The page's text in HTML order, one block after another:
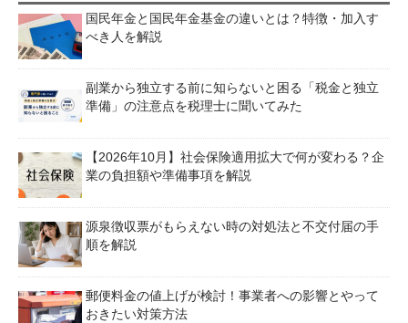
国民年金と国民年金基金の違いとは？特徴・加入す
べき人を解説
副業から独立する前に知らないと困る「税金と独立
準備」の注意点を税理士に聞いてみた
【2026年10月】社会保険適用拡大で何が変わる？企
業の負担額や準備事項を解説
源泉徴収票がもらえない時の対処法と不交付届の手
順を解説
郵便料金の値上げが検討！事業者への影響とやって
おきたい対策方法